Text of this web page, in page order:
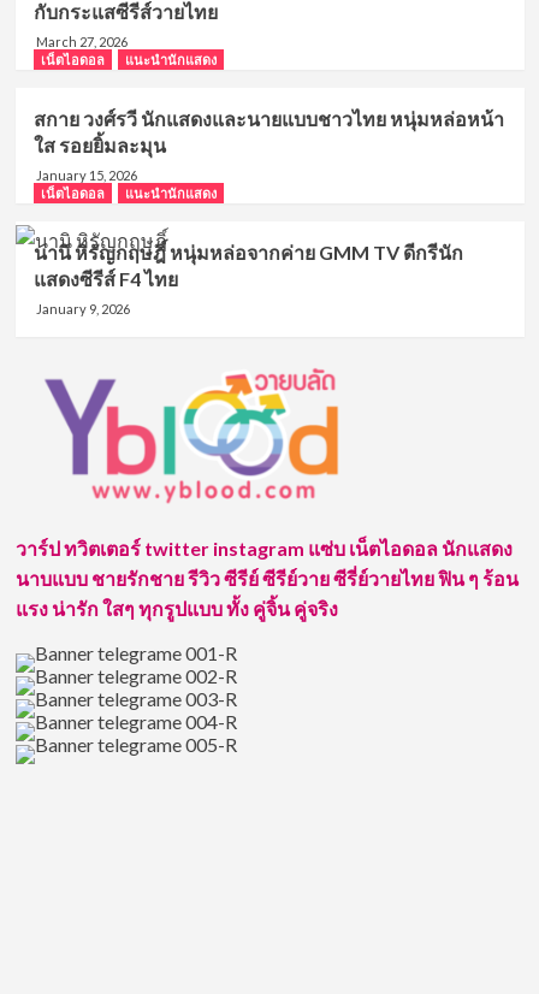
กับกระแสซีรีส์วายไทย
March 27, 2026
เน็ตไอดอล
แนะนำนักแสดง
สกาย วงศ์รวี นักแสดงและนายแบบชาวไทย หนุ่มหล่อหน้า
ใส รอยยิ้มละมุน
January 15, 2026
เน็ตไอดอล
แนะนำนักแสดง
นานิ หิรัญกฤษฎิ์ หนุ่มหล่อจากค่าย GMM TV ดีกรีนัก
แสดงซีรีส์ F4 ไทย
January 9, 2026
วาร์ป ทวิตเตอร์ twitter instagram แซ่บ เน็ตไอดอล นักแสดง
นาบแบบ ชายรักชาย รีวิว ซีรีย์ ซีรีย์วาย ซีรี่ย์วายไทย ฟิน ๆ ร้อน
แรง น่ารัก ใสๆ ทุกรูปแบบ ทั้ง คู่จิ้น คู่จริง